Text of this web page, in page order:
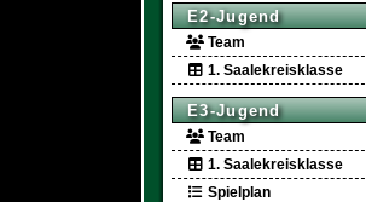
E2-Jugend
Team
1. Saalekreisklasse
E3-Jugend
Team
1. Saalekreisklasse
Spielplan